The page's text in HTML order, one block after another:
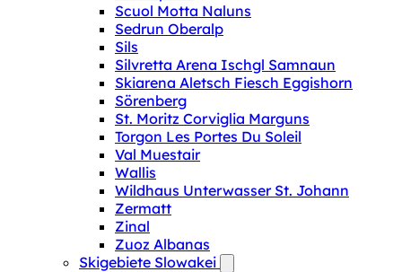
Scuol Motta Naluns
Sedrun Oberalp
Sils
Silvretta Arena Ischgl Samnaun
Skiarena Aletsch Fiesch Eggishorn
Sörenberg
St. Moritz Corviglia Marguns
Torgon Les Portes Du Soleil
Val Muestair
Wallis
Wildhaus Unterwasser St. Johann
Zermatt
Zinal
Zuoz Albanas
Skigebiete Slowakei